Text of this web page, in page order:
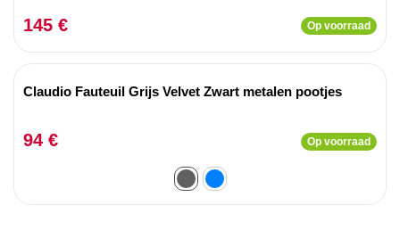
145 € Op voorraad
Claudio Fauteuil Grijs Velvet Zwart metalen pootjes
94 € Op voorraad